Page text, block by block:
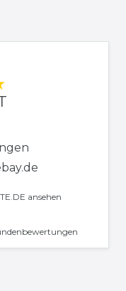
ansehen